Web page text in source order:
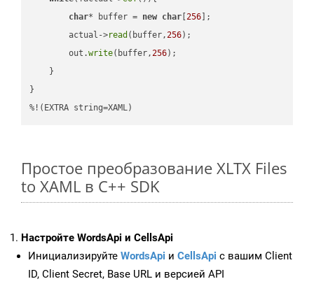
char* buffer = new char [256 ];
        actual->
read (buffer,256);
        out.
write(buffer,256);
    }
}
%!(EXTRA string=XAML)
Простое преобразование XLTX Files
to XAML в C++ SDK
Настройте WordsApi и CellsApi
Инициализируйте WordsApi и CellsApi с вашим Client
ID, Client Secret, Base URL и версией API